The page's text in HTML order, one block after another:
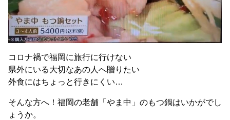
コロナ禍で福岡に旅行に行けない
県外にいる大切なあの人へ贈りたい
外食にはちょっと行きにくい…
そんな方へ！福岡の老舗「やま中」のもつ鍋はいかがでし
ょうか。